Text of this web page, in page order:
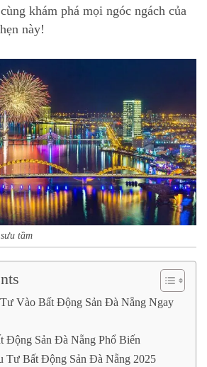
khám phá mọi ngóc ngách của
này!
tầm
Vào Bất Động Sản Đà Nẵng Ngay
Động Sản Đà Nẵng Phổ Biến
Tư Bất Động Sản Đà Nẵng 2025